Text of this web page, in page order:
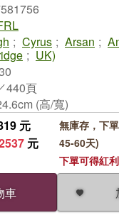
; Cyrus ; Arsan ;
; UK)
440頁
(高/寬)
元
元
車
無庫存，下
45-60天)
下單可得紅